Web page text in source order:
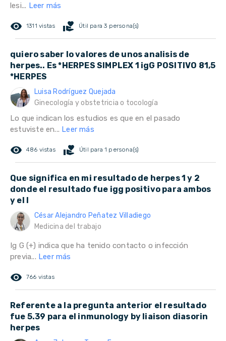
lesi... Leer más
remove_red_eye 1311 vistas volunteer_activism Útil para 3 persona(s)
quiero saber lo valores de unos analisis de
herpes.. Es *HERPES SIMPLEX 1 igG POSITIVO 81,5
*HERPES
Luisa Rodríguez Quejada
Ginecología y obstetricia o tocología
Lo que indican los estudios es que en el pasado
estuviste en... Leer más
remove_red_eye 486 vistas volunteer_activism Útil para 1 persona(s)
Que significa en mi resultado de herpes 1 y 2
donde el resultado fue igg positivo para ambos
y el I
César Alejandro Peñatez Villadiego
Medicina del trabajo
Ig G (+) indica que ha tenido contacto o infección
previa... Leer más
remove_red_eye 766 vistas
Referente a la pregunta anterior el resultado
fue 5.39 para el inmunology by liaison diasorin
herpes